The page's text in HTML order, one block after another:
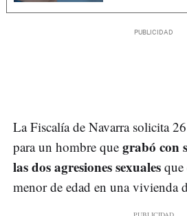
La Fiscalía de Navarra solicita
para un hombre que grabó con
las dos agresiones sexuales
menor de edad en una vivienda